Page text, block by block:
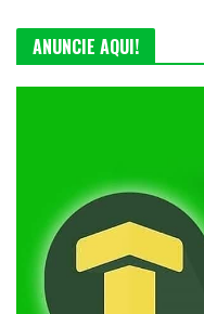
ANUNCIE AQUI!